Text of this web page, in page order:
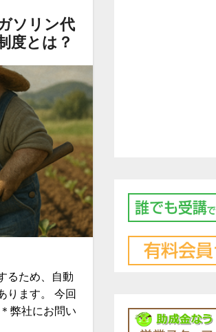
ソリン代
度とは？
るため、自動
ります。 今回
弊社にお問い